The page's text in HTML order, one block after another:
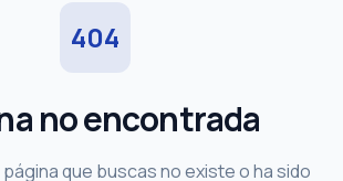
404
no encontrada
que buscas no existe o ha sido